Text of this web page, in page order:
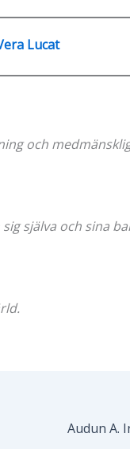
Lucat
och
själva och sina
Audun A.